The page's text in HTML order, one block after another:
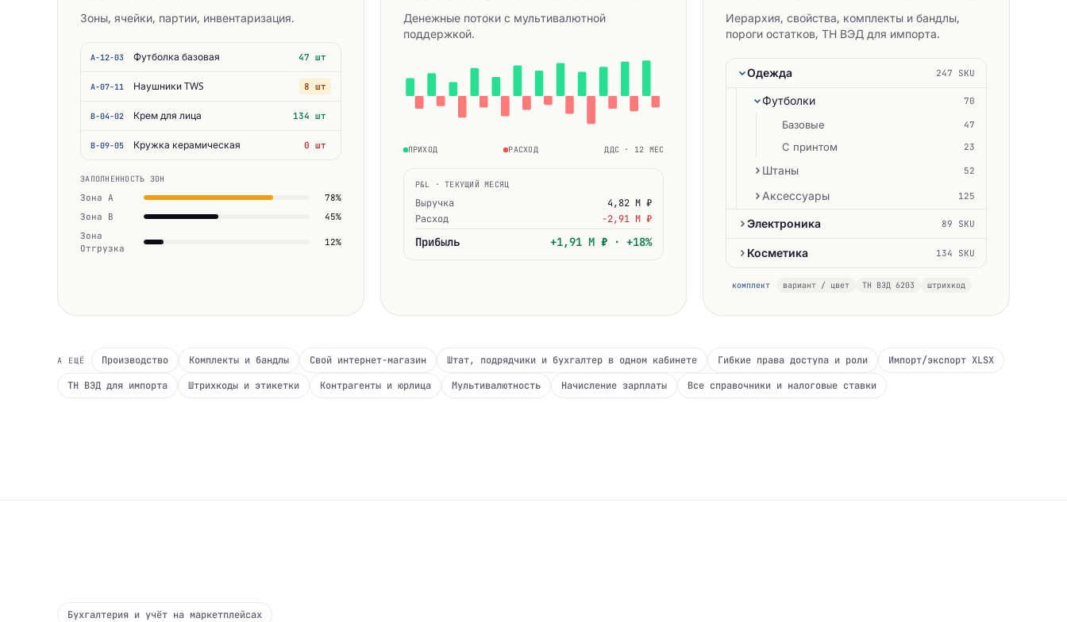
Зоны, ячейки, партии, инвентаризация.
A-12-03 Футболка базовая 47 шт
A-07-11 Наушники TWS 8 шт
B-04-02 Крем для лица 134 шт
B-09-05 Кружка керамическая 0 шт
ЗАПОЛНЕННОСТЬ ЗОН
Зона A
78%
Зона B
45%
Зона
Отгрузка
12%
Денежные потоки с мультивалютной
поддержкой.
ПРИХОД РАСХОД ДДС · 12 МЕС
P&L · ТЕКУЩИЙ МЕСЯЦ
Выручка
4,82 М ₽
Расход
−2,91 М ₽
Прибыль +1,91 М ₽ · +18%
Иерархия, свойства, комплекты и бандлы,
пороги остатков, ТН ВЭД для импорта.
Одежда 247 SKU
Футболки 70
Базовые 47
С принтом 23
Штаны 52
Аксессуары 125
Электроника 89 SKU
Косметика 134 SKU
комплект вариант / цвет ТН ВЭД 6203 штрихкод
А ЕЩЁ Производство Комплекты и бандлы Свой интернет-магазин Штат, подрядчики и бухгалтер в одном кабинете Гибкие права доступа и роли
Импорт/экспорт XLSX
ТН ВЭД для импорта
Штрихкоды и этикетки Контрагенты и юрлица Мультивалютность Начисление зарплаты Все справочники и налоговые ставки
Бухгалтерия и учёт на маркетплейсах